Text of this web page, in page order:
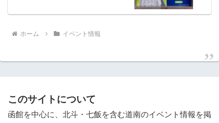
ホーム イベント情報
このサイトについて
函館を中心に、北斗・七飯を含む道南のイベント情報を掲